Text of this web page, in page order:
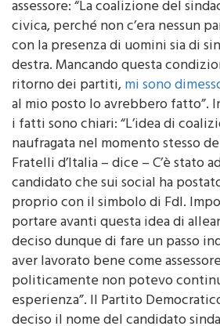
assessore: “La coalizione del
civica, perché non c’era nessun
con la presenza di uomini sia di
destra. Mancando questa
ritorno dei partiti,mi sono
al mio posto lo avrebbero fatto”.
i fatti sono chiari: “L’idea di
naufragata nel momento stesso
Fratelli d’Italia – dice – C’è stato
candidato che sui social ha
proprio con il simbolo di FdI.
portare avanti questa idea di
deciso dunque di fare un passo
aver lavorato bene come
politicamente non potevo
esperienza”. Il Partito